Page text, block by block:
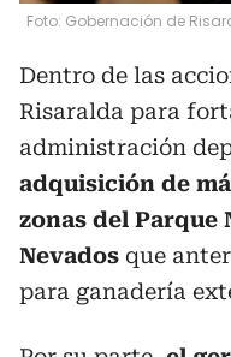
Foto: Gobernación de
Dentro de las
Risaralda para
administración
adquisición de
zonas del Parque
Nevados que
para ganadería